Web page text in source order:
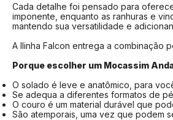
Cada detalhe foi pensado para
imponente, enquanto as ranhuras e
mantendo sua versatilidade e
A llinha Falcon entrega a combinação
Porque escolher um Mocassim
O solado é leve e anatômico, para
Se adequa a diferentes formatos de
O couro é um material durável que
São atemporais, uma vez que podem